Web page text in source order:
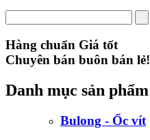
Hàng chuẩn Giá tốt
Chuyên bán buôn bán lẻ!
Danh mục sản phẩm
Bulong - Ốc vít